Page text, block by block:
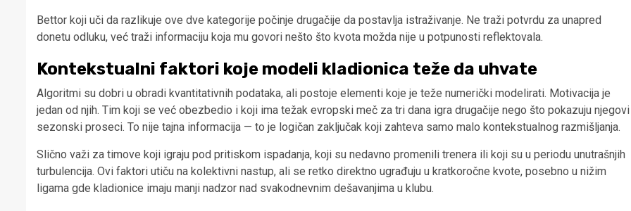
Bettor koji uči da razlikuje ove dve kategorije počinje drugačije da postavlja istraživanje. Ne traži potvrdu za unapred
donetu odluku, već traži informaciju koja mu govori nešto što kvota možda nije u potpunosti reflektovala.
Kontekstualni faktori koje modeli kladionica teže da uhvate
Algoritmi su dobri u obradi kvantitativnih podataka, ali postoje elementi koje je teže numerički modelirati. Motivacija je
jedan od njih. Tim koji se već obezbedio i koji ima težak evropski meč za tri dana igra drugačije nego što pokazuju njegovi
sezonski proseci. To nije tajna informacija — to je logičan zaključak koji zahteva samo malo kontekstualnog razmišljanja.
Slično važi za timove koji igraju pod pritiskom ispadanja, koji su nedavno promenili trenera ili koji su u periodu unutrašnjih
turbulencija. Ovi faktori utiču na kolektivni nastup, ali se retko direktno ugrađuju u kratkoročne kvote, posebno u nižim
ligama gde kladionice imaju manji nadzor nad svakodnevnim dešavanjima u klubu.